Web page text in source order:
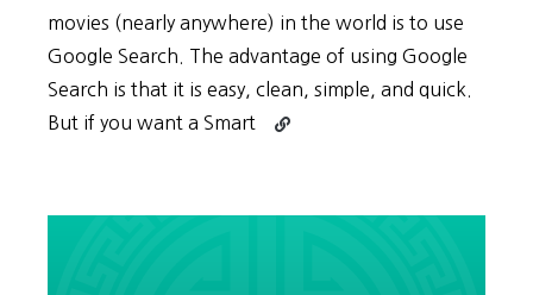
movies (nearly anywhere) in the world is to use
Google Search. The advantage of using Google
Search is that it is easy, clean, simple, and quick.
But if you want a Smart
Continue